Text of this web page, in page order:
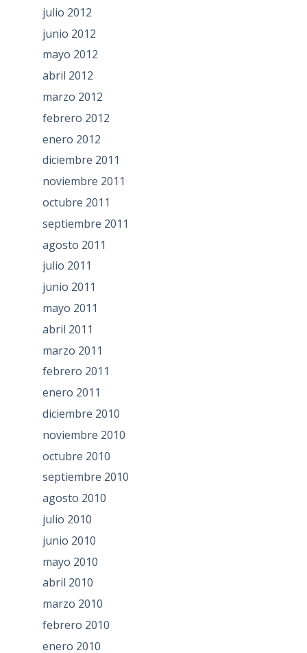
julio 2012
junio 2012
mayo 2012
abril 2012
marzo 2012
febrero 2012
enero 2012
diciembre 2011
noviembre 2011
octubre 2011
septiembre 2011
agosto 2011
julio 2011
junio 2011
mayo 2011
abril 2011
marzo 2011
febrero 2011
enero 2011
diciembre 2010
noviembre 2010
octubre 2010
septiembre 2010
agosto 2010
julio 2010
junio 2010
mayo 2010
abril 2010
marzo 2010
febrero 2010
enero 2010